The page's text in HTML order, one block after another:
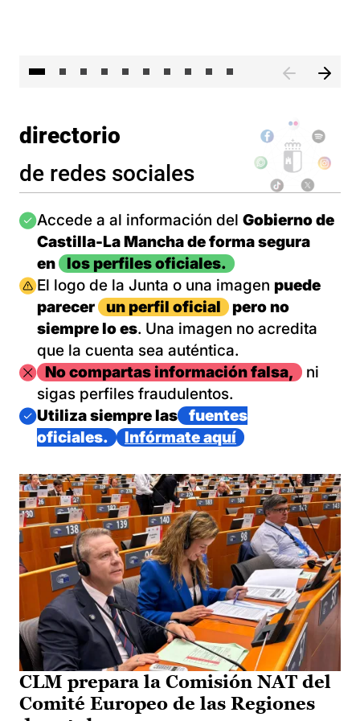
directorio
de redes sociales
Imagen
Accede a al información del Gobierno de
Castilla-La Mancha de forma segura
en
los perfiles oficiales.
Imagen
El logo de la Junta o una imagen puede
parecer
un perfil oficial
pero no
siempre lo es. Una imagen no acredita
que la cuenta sea auténtica.
ImagenNo compartas información falsa,
ni
sigas perfiles fraudulentos.
Imagen
Utiliza siempre las
fuentes
oficiales.
Infórmate aquí
CLM prepara la Comisión NAT del
Comité Europeo de las Regiones